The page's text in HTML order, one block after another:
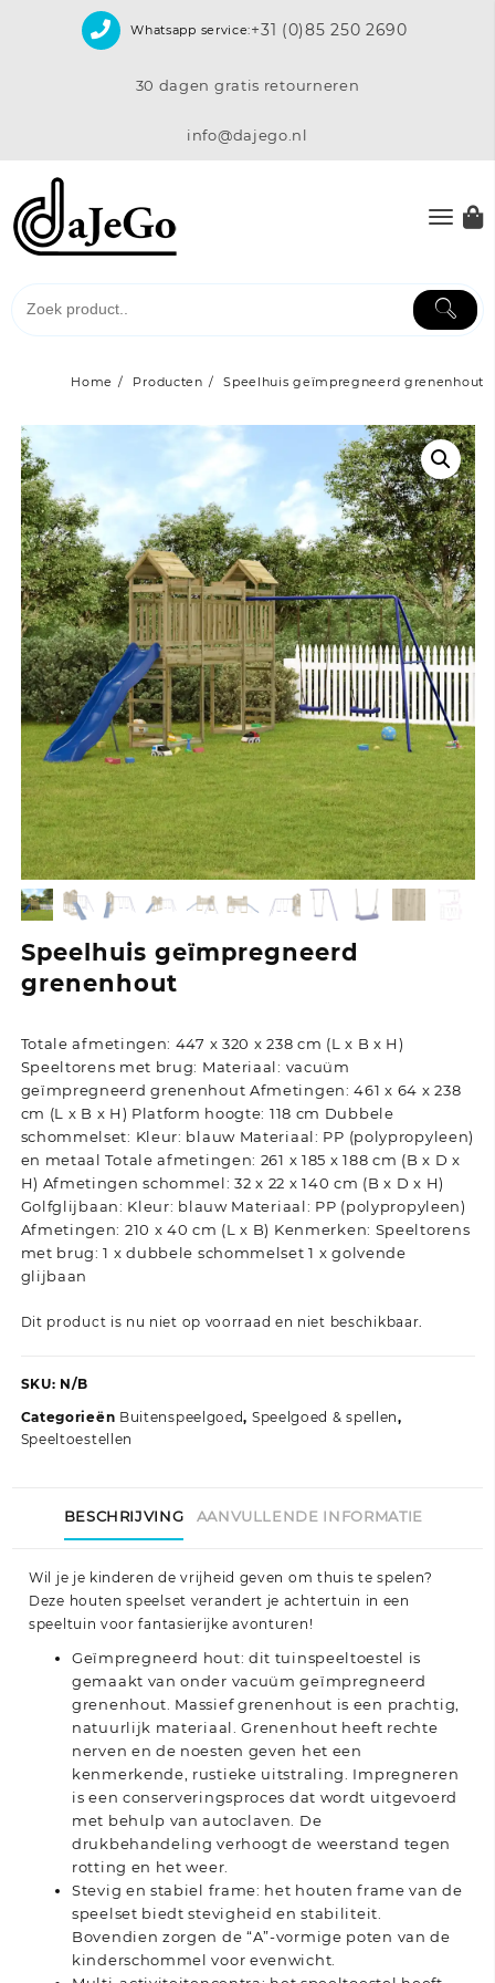
Whatsapp service:+31 (0)85 250 2690
30 dagen gratis retourneren
info@dajego.nl
Home Producten Speelhuis geïmpregneerd grenenhout
Speelhuis geïmpregneerd
grenenhout
Totale afmetingen: 447 x 320 x 238 cm (L x B x H)
Speeltorens met brug: Materiaal: vacuüm
geïmpregneerd grenenhout Afmetingen: 461 x 64 x 238
cm (L x B x H) Platform hoogte: 118 cm Dubbele
schommelset: Kleur: blauw Materiaal: PP (polypropyleen)
en metaal Totale afmetingen: 261 x 185 x 188 cm (B x D x
H) Afmetingen schommel: 32 x 22 x 140 cm (B x D x H)
Golfglijbaan: Kleur: blauw Materiaal: PP (polypropyleen)
Afmetingen: 210 x 40 cm (L x B) Kenmerken: Speeltorens
met brug: 1 x dubbele schommelset 1 x golvende
glijbaan
Dit product is nu niet op voorraad en niet beschikbaar.
SKU: N/B
Categorieën Buitenspeelgoed, Speelgoed & spellen,
Speeltoestellen
BESCHRIJVING AANVULLENDE INFORMATIE
Wil je je kinderen de vrijheid geven om thuis te spelen?
Deze houten speelset verandert je achtertuin in een
speeltuin voor fantasierijke avonturen!
Geïmpregneerd hout: dit tuinspeeltoestel is
gemaakt van onder vacuüm geïmpregneerd
grenenhout. Massief grenenhout is een prachtig,
natuurlijk materiaal. Grenenhout heeft rechte
nerven en de noesten geven het een
kenmerkende, rustieke uitstraling. Impregneren
is een conserveringsproces dat wordt uitgevoerd
met behulp van autoclaven. De
drukbehandeling verhoogt de weerstand tegen
rotting en het weer.
Stevig en stabiel frame: het houten frame van de
speelset biedt stevigheid en stabiliteit.
Bovendien zorgen de “A”-vormige poten van de
kinderschommel voor evenwicht.